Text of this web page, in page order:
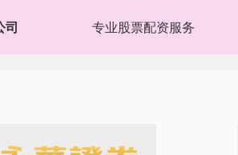
司 专业股票配资服务